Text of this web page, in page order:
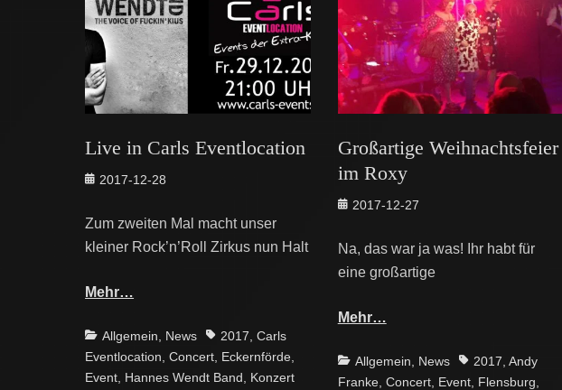
Live in Carls Eventlocation
Posted
2017-12-28
Zum zweiten Mal macht unser
kleiner Rock’n’Roll Zirkus nun Halt
Mehr…
Categories
Allgemein News Tags2017 ,Carls
Eventlocation ,Concert Eckernförde
Event Hannes Wendt Band Konzert
Großartige Weihnachtsfeier
im Roxy
Posted
2017-12-27
Na, das war ja was! Ihr habt für
eine großartige
Mehr…
Categories
Allgemein News Tags2017 Andy
Franke, Concert, Event, Flensburg